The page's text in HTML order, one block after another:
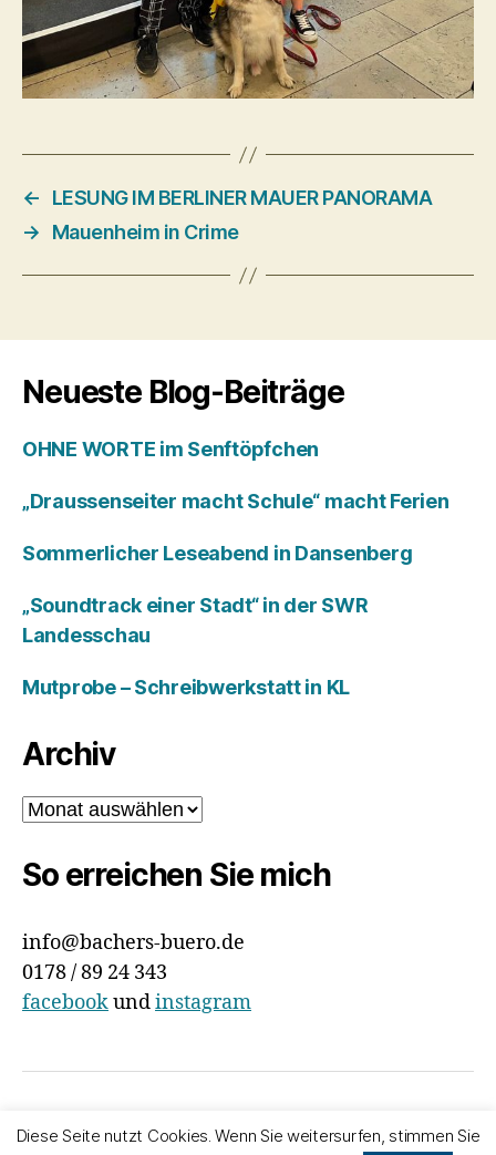
←
LESUNG IM BERLINER MAUER PANORAMA
→
Mauenheim in Crime
Neueste Blog-Beiträge
OHNE WORTE im Senftöpfchen
„Draussenseiter macht Schule“ macht Ferien
Sommerlicher Leseabend in Dansenberg
„Soundtrack einer Stadt“ in der SWR
Landesschau
Mutprobe – Schreibwerkstatt in KL
Archiv
Archiv
So erreichen Sie mich
info@bachers-buero.de
0178 / 89 24 343
facebookundinstagram
Diese Seite nutzt Cookies. Wenn Sie weitersurfen, stimmen Sie